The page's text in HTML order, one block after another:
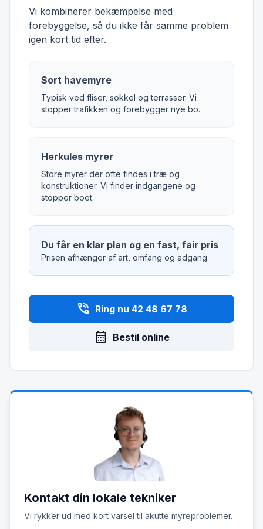
Vi kombinerer bekæmpelse med
forebyggelse, så du ikke får samme problem
igen kort tid efter.
Sort havemyre
Typisk ved fliser, sokkel og terrasser. Vi
stopper trafikken og forebygger nye bo.
Herkules myrer
Store myrer der ofte findes i træ og
konstruktioner. Vi finder indgangene og
stopper boet.
Du får en klar plan og en fast, fair pris
Prisen afhænger af art, omfang og adgang.
phone_in_talk Ring nu 42 48 67 78
calendar_month Bestil online
Kontakt din lokale tekniker
Vi rykker ud med kort varsel til akutte myreproblemer.